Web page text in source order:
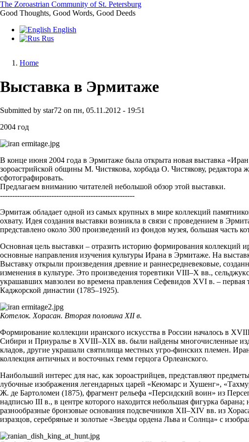
Skip
to
content
The Zoroastrian Community of St. Petersburg
Good Thoughts, Good Words, Good Deeds
English
Rus
Home
Выставка в Эрмитаже
Submitted by star72 on пн, 05.11.2012 - 19:51
2004 год
В конце июня 2004 года в Эрмитаже была открыта новая выставка
зороастрийской общины М. Чистякова, хорбада О. Чистякову, редактора
сфотографировать.
Предлагаем вниманию читателей небольшой обзор этой выставки.
-------------------------------------------------------
Эрмитаж обладает одной из самых крупных в мире коллекций
охвату. Идея создания выставки возникла в связи с проведением в
представлено около 300 произведений из фондов музея, большая часть
Основная цель выставки – отразить историю формирования коллекций
основные направления изучения культуры Ирана в Эрмитаже. На
Выставку открыли произведения древние и раннесредневековые,
изменения в культуре. Это произведения торевтики VIII–Х вв.,
украшавших мавзолеи во времена правления Сефевидов ХVI в. –
Каджорской династии (1785–1925).
Котелок. Хорасан. Вторая половина ХII в.
Формирование коллекции иранского искусства в России началось в
Сибири и Приуралье в ХVIII–ХIХ вв. были найдены многочисленные
кладов, другие украшали святилища местных угро-финских племен.
коллекция античных и восточных гемм герцога Орлеанского.
Наибольший интерес для нас, как зороастрийцев, представляют
лубочные изображения легендарных царей «Кеюмарс и Хушенг»,
Ж. де Бартоломеи (1875), фрагмент рельефа «Персидский воин» из
надписью III в., в центре которого находится небольшая фигурка
разнообразные бронзовые основания подсвечников ХII–ХIV вв. из
изразцов, серебряные и золотые «Звезды ордена Льва и Солнца» с